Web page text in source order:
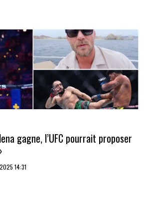
gagne, l’UFC pourrait proposer
14:31